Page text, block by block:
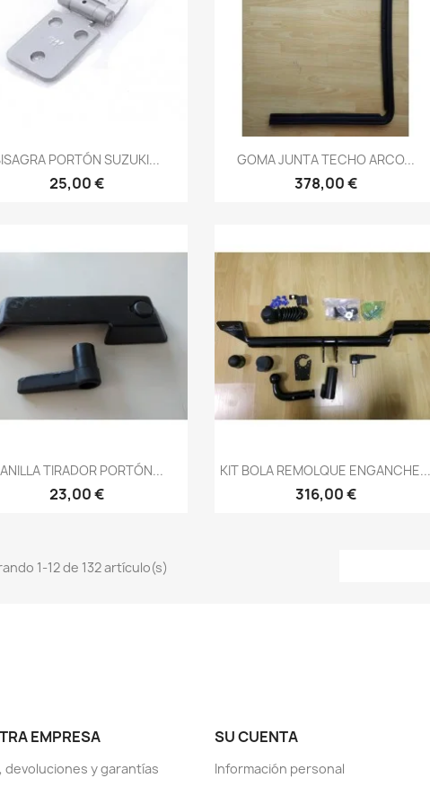
 Vista rápida
PORTÓN SUZUKI...
25,00 €
Vista rápida
GOMA JUNTA TECHO ARCO...
378,00 €
Vista rápida
TIRADOR PORTÓN...
23,00 €
Vista rápida
KIT BOLA REMOLQUE ENGANCHE...
316,00 €
1-12 de 132 artículo(s)
EMPRESA
devoluciones y garantías
SU CUENTA
Información personal